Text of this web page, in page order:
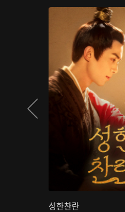
성한찬란